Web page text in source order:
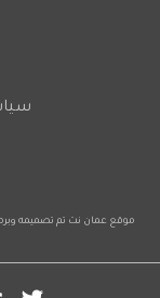
موقع عمان نت تم تصميمه